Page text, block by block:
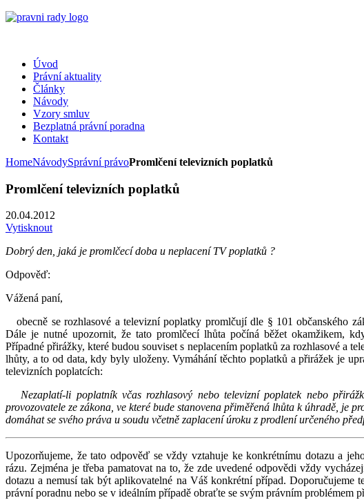
Úvod
Právní aktuality
Články
Návody
Vzory smluv
Bezplatná právní poradna
Kontakt
HomeNávodySprávní právoPromlčení televizních poplatků
Promlčení televizních poplatků
20.04.2012
Vytisknout
Dobrý den, jaká je promlčecí doba u neplacení TV poplatků ?
Odpověď:
Vážená paní,
obecně se rozhlasové a televizní poplatky promlčují dle § 101 občanského
Dále je nutné upozornit, že tato promlčecí lhůta počíná běžet okamžikem,
Případné přirážky, které budou souviset s neplacením poplatků za rozhlasové a
lhůty, a to od data, kdy byly uloženy. Vymáhání těchto poplatků a přirážek je
televizních poplatcích:
Nezaplatí-li poplatník včas rozhlasový nebo televizní poplatek nebo
provozovatele ze zákona, ve které bude stanovena přiměřená lhůta k úhradě, je
domáhat se svého práva u soudu včetně zaplacení úroku z prodlení určeného
Upozorňujeme, že tato odpověď se vždy vztahuje ke konkrétnímu dotazu a
rázu. Zejména je třeba pamatovat na to, že zde uvedené odpovědi vždy
dotazu a nemusí tak být aplikovatelné na Váš konkrétní případ. Doporučujeme
právní poradnu nebo se v ideálním případě obraťte se svým právním problémem